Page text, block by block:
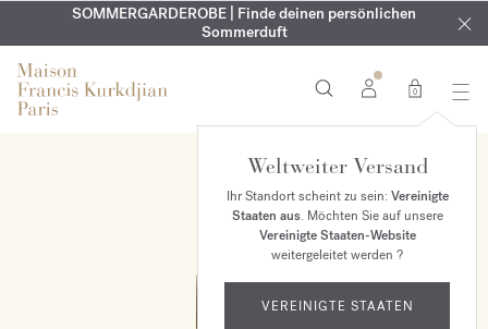
EXKLUSIV | Erhalten Sie OUD velvet moodin Ihrer Bestellung*
KOSTENLOSE GRAVUR | Auf alle Düfte und Körperöle bis zum
9. August
SOMMERGARDEROBE | Finde deinen persönlichen
Sommerduft
0
Weltweiter Versand
Ihr Standort scheint zu sein: Vereinigte
Staaten aus. Möchten Sie auf unsere
Vereinigte Staaten-Website
weitergeleitet werden ?
VEREINIGTE STAATEN